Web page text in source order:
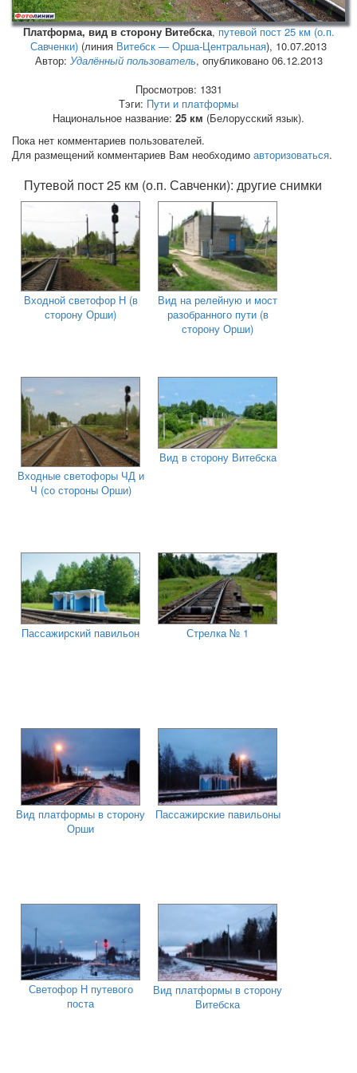
Платформа, вид в сторону Витебска,путевой пост 25 км (о.п.
Савченки) (линия Витебск — Орша-Центральная), 10.07.2013
Автор: Удалённый пользователь, опубликовано 06.12.2013
Просмотров: 1331
Тэги: Пути и платформы
Национальное название: 25 км (Белорусский язык).
Пока нет комментариев пользователей.
Для размещений комментариев Вам необходимо авторизоваться.
Путевой пост 25 км (о.п. Савченки): другие снимки
Входной светофор Н (в
сторону Орши)
Вид на релейную и мост
разобранного пути (в
сторону Орши)
Входные светофоры ЧД и
Ч (со стороны Орши)
Вид в сторону Витебска
Пассажирский павильон Стрелка № 1
Вид платформы в сторону
Орши
Пассажирские павильоны
Светофор Н путевого
поста
Вид платформы в сторону
Витебска